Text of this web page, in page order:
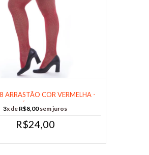
ARRASTÃO COR VERMELHA -
CÓD 701......
3x de R$8,00sem juros
R$24,00